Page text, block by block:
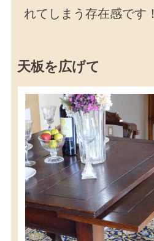
れてしまう存在感です！
天板を広げて